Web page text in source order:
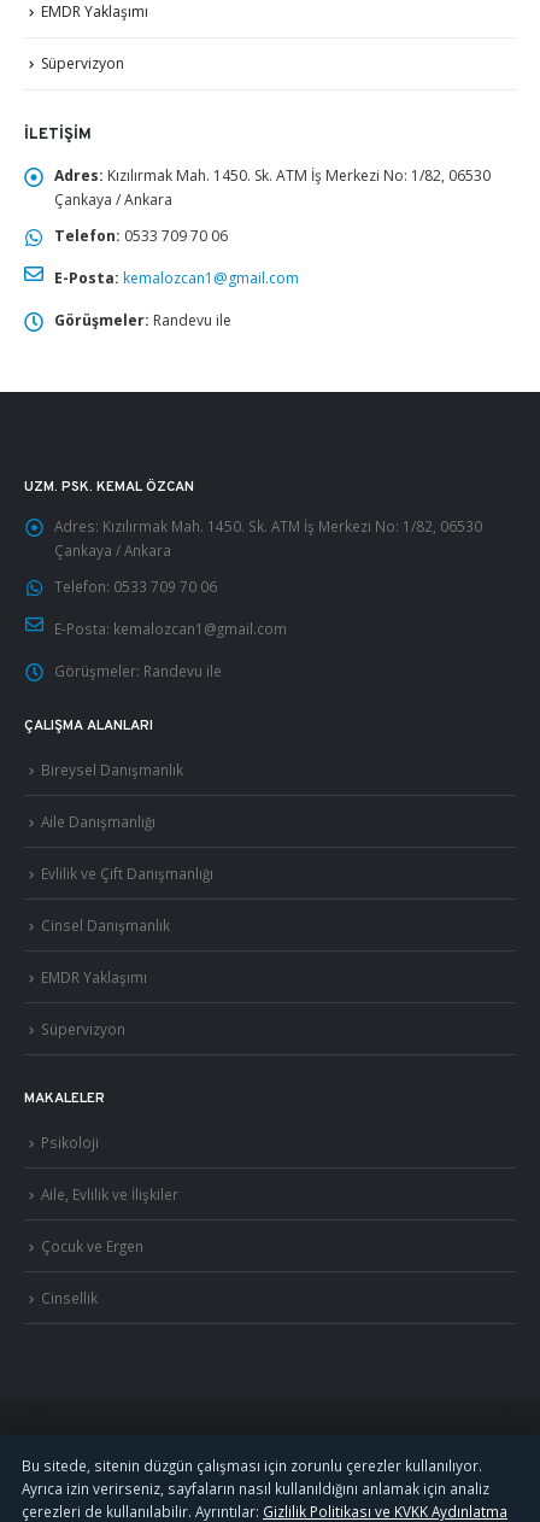
EMDR Yaklaşımı
Süpervizyon
İLETIŞIM
Adres: Kızılırmak Mah. 1450. Sk. ATM İş Merkezi No: 1/82, 06530
Çankaya / Ankara
Telefon: 0533 709 70 06
E-Posta: kemalozcan1@gmail.com
Görüşmeler: Randevu ile
UZM. PSK. KEMAL ÖZCAN
Adres: Kızılırmak Mah. 1450. Sk. ATM İş Merkezi No: 1/82, 06530
Çankaya / Ankara
Telefon: 0533 709 70 06
E-Posta: kemalozcan1@gmail.com
Görüşmeler: Randevu ile
ÇALIŞMA ALANLARI
Bireysel Danışmanlık
Aile Danışmanlığı
Evlilik ve Çift Danışmanlığı
Cinsel Danışmanlık
EMDR Yaklaşımı
Süpervizyon
MAKALELER
Psikoloji
Aile, Evlilik ve İlişkiler
Çocuk ve Ergen
Cinsellik
© 2026 Uzm. Psk. Kemal Özcan. Tüm hakları saklıdır. · Gizlilik Politikası ve KVKK
·S.S.S.
Bu sitede, sitenin düzgün çalışması için zorunlu çerezler kullanılıyor.
Ayrıca izin verirseniz, sayfaların nasıl kullanıldığını anlamak için analiz
çerezleri de kullanılabilir. Ayrıntılar: Gizlilik Politikası ve KVKK Aydınlatma